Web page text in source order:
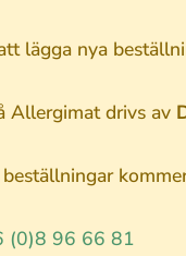
lägga nya
Allergimat drivs av
beställningar
(0)8 96 66 81